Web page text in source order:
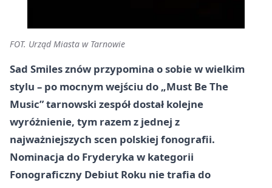
FOT. Urząd Miasta w Tarnowie
Sad Smiles znów przypomina o sobie w wielkim
stylu – po mocnym wejściu do „Must Be The
Music” tarnowski zespół dostał kolejne
wyróżnienie, tym razem z jednej z
najważniejszych scen polskiej fonografii.
Nominacja do Fryderyka w kategorii
Fonograficzny Debiut Roku nie trafia do